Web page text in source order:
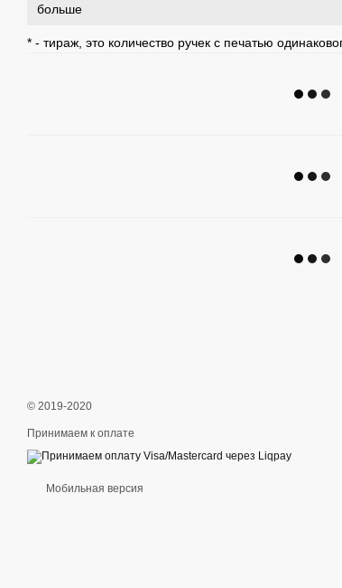
больше
* - тираж, это количество ручек с печатью
© 2019-2020
Принимаем к оплате
Мобильная версия